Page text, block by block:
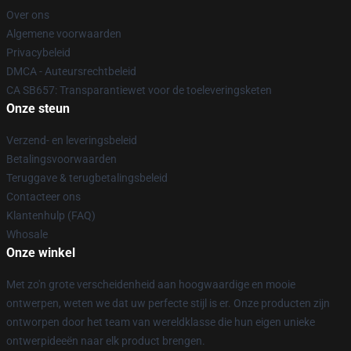
Over ons
Algemene voorwaarden
Privacybeleid
DMCA - Auteursrechtbeleid
CA SB657: Transparantiewet voor de toeleveringsketen
Onze steun
Verzend- en leveringsbeleid
Betalingsvoorwaarden
Teruggave & terugbetalingsbeleid
Contacteer ons
Klantenhulp (FAQ)
Whosale
Onze winkel
Met zo'n grote verscheidenheid aan hoogwaardige en mooie
ontwerpen, weten we dat uw perfecte stijl is er. Onze producten zijn
ontworpen door het team van wereldklasse die hun eigen unieke
ontwerpideeën naar elk product brengen.